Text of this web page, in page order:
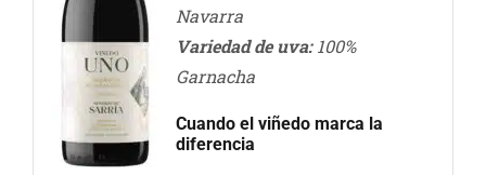
Navarra
Variedad de uva: 100%
Garnacha
Cuando el viñedo marca la
diferencia